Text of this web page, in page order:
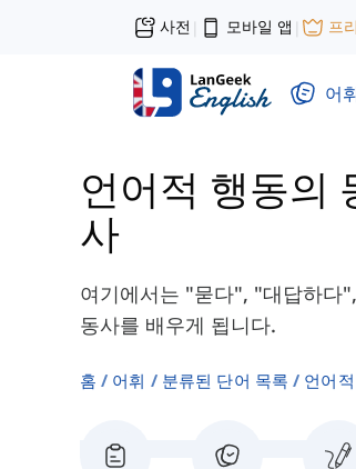
사전 | 모바일 앱 | 프
어
언어적 행동의
사
여기에서는 "묻다", "대답하다
동사를 배우게 됩니다.
홈 어휘 분류된 단어 목록 언어